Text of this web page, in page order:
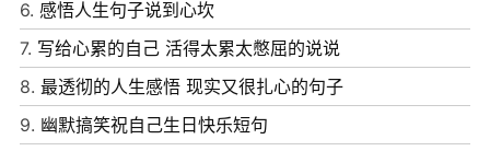
重，我不畏惧所有困难，最怕都是些无意义的困难，能够透
明的生活，必然是坦荡的。
8、人生之路，从起点到终点，奔波忙碌中也遇人无数。能
有缘遇到，同路，并肩走上一程，即算缘分和幸事。然而人
6. 感悟人生句子说到心坎
7. 写给心累的自己 活得太累太憋屈的说说
8. 最透彻的人生感悟 现实又很扎心的句子
9. 幽默搞笑祝自己生日快乐短句